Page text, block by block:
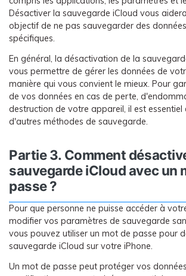
Désactiver la sauvegarde iCloud vous
objectif de ne pas sauvegarder des
spécifiques.
En général, la désactivation de la
vous permettre de gérer les données de
manière qui vous convient le mieux. Pour
de vos données en cas de perte,
destruction de votre appareil, il est essentiel
d'autres méthodes de sauvegarde.
Partie 3. Comment
sauvegarde iCloud avec un
passe ?
Pour que personne ne puisse accéder à
modifier vos paramètres de sauvegarde
vous pouvez utiliser un mot de passe pour
sauvegarde iCloud sur votre iPhone.
Un mot de passe peut protéger vos